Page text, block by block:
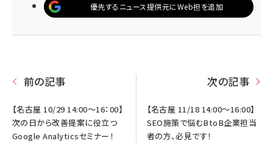
優先するニュース提供元にWeb担を追加
前の記事
【名古屋 10/29 14:00～16：00】
次の日から改善提案に役立つ
Google Analyticsセミナー！
次の記事
【名古屋 11/18 14:00～16:00】
SEO施策で悩むBtoB企業担当
者の方、必見です！